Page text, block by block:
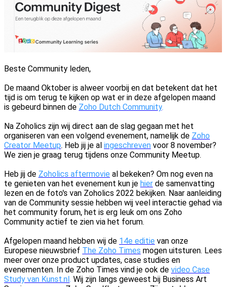
Beste Community leden,
De maand Oktober is alweer voorbij en dat betekent dat het
tijd is om terug te kijken op wat er in deze afgelopen maand
is gebeurd binnen de Zoho Dutch Community.
Na Zoholics zijn wij direct aan de slag gegaan met het
organiseren van een volgend evenement, namelijk de Zoho
Creator Meetup. Heb jij je al ingeschreven voor 8 november?
We zien je graag terug tijdens onze Community Meetup.
Heb jij de Zoholics aftermovie al bekeken? Om nog even na
te genieten van het evenement kun je hier de samenvatting
lezen en de foto's van Zoholics 2022 bekijken. Naar aanleiding
van de Community sessie hebben wij veel interactie gehad via
het community forum, het is erg leuk om ons Zoho
Community actief te zien via het forum.
Afgelopen maand hebben wij de 14e editie van onze
Europese nieuwsbrief The Zoho Times mogen uitsturen. Lees
meer over onze product updates, case studies en
evenementen. In de Zoho Times vind je ook de video Case
Study van Kunst.nl . Wij zijn langs geweest bij Business Art